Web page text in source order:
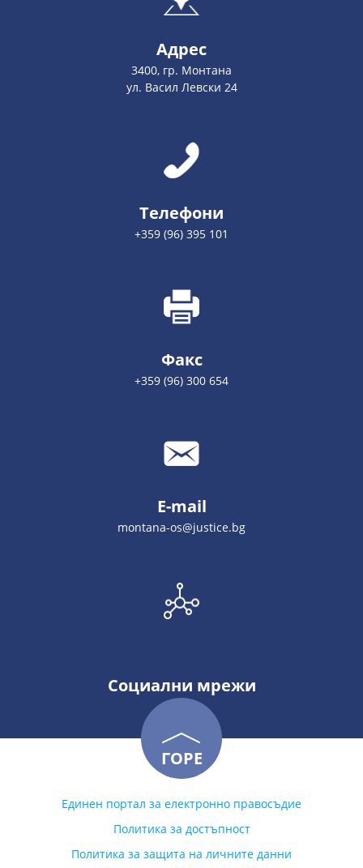
Адрес
3400, гр. Монтана
ул. Васил Левски 24
Телефони
+359 (96) 395 101
Факс
+359 (96) 300 654
E-mail
montana-os@justice.bg
Социални мрежи
ГОРЕ
Единен портал за електронно правосъдие
Политика за достъпност
Политика за защита на личните данни